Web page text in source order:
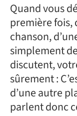
Quand vous
première fois,
chanson,
simplement
discutent,
sûrement :
d’une autre
parlent donc